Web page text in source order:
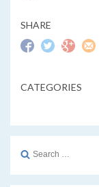
SHARE
CATEGORIES
Search